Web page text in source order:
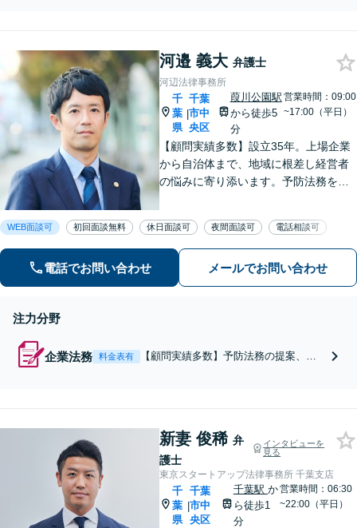
ご相談ください【子連
れ相談可】
らできる解決策がありま
雇、未払い残業代の請求、
退職勧奨、退職トラブルな
ど【オンライン面談OK】
河邉 義大 弁護士
河辺法律事務所
千
葉
県
|
千葉
市中
央区
葭川公園駅
から徒歩5
分
営業時間：09:00
~17:00（平日）
【顧問実績多数】設立35年。上場企業
から自治体まで、地域に根差し経営者
の悩みに寄り添います。予防法務を軸
制が好評です。豊富な実績に基づき、
貴社の安定運営を強力にサポート。
WEB面談可 初回面談無料 休日面談可 夜間面談可 電話相談可
電話でお問い合わせ メールでお問い合わせ
注力分野
企業法務 料金表有
【顧問実績多数】予防法務の提案、各
にお力添えします【休日・夜間面談対
応】
新妻 俊稀 弁
護士
インタビューを
見る
東京スタートアップ法律事務所 千葉支店
千
葉
県
|
千葉
市中
央区
千葉駅 か
ら徒歩1
分
営業時間：06:30
~22:00（平日）